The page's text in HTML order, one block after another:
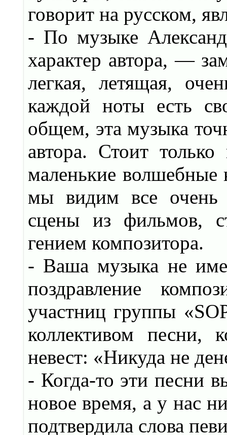
говорит на русском,
- По музыке
характер автора, —
легкая, летящая,
каждой ноты есть
общем, эта музыка
автора. Стоит
маленькие
мы видим все
сцены из фильмов,
гением композитора.
- Ваша музыка не
поздравление
участниц группы
коллективом песни,
невест: «Никуда не
- Когда-то эти песни
новое время, а у нас
подтвердила слова